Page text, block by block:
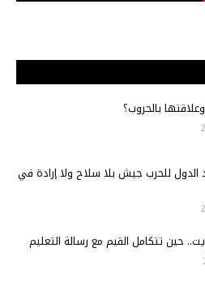
بالحروب؟
الدول للحرب جيش بلا سلاح ولا إرادة في
حين تتكامل القيم مع رسالة التعليم